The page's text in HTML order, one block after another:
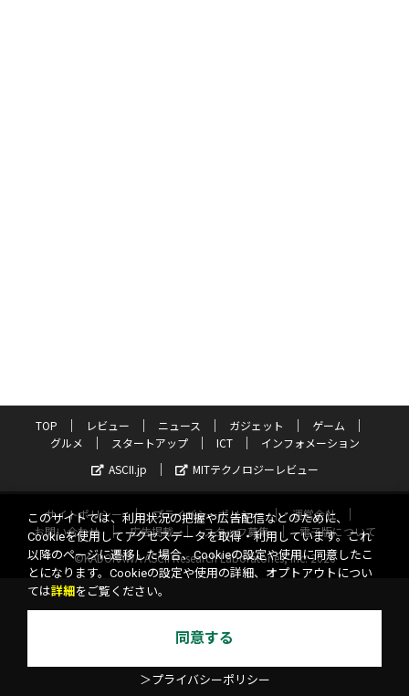
TOP レビュー ニュース ガジェット
ゲーム
グルメ
スタートアップ ICT
インフォメーション
ASCII.jp
MITテクノロジーレビュー
サイトポリシー プライバシーポリシー
運営会社
お問い合わせ
広告掲載 スタッフ募集
電子版について
©KADOKAWA ASCII Research Laboratories, Inc. 2026
このサイトでは、利用状況の把握や広告配信などのために、
Cookieを使用してアクセスデータを取得・利用しています。これ
以降のページに遷移した場合、Cookieの設定や使用に同意したこ
とになります。Cookieの設定や使用の詳細、オプトアウトについ
ては詳細 をご覧ください。
同意する
＞プライバシーポリシー